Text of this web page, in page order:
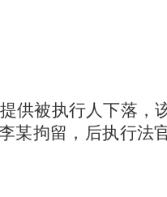
供被执行人下落，
某拘留，后执行法